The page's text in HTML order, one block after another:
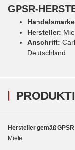
GPSR-
Hersteller:
Anschrift:
Deutschland
Hersteller gemäß GPSR
Miele